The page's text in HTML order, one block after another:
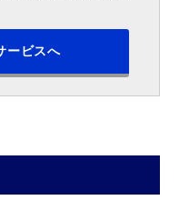
ービスへ